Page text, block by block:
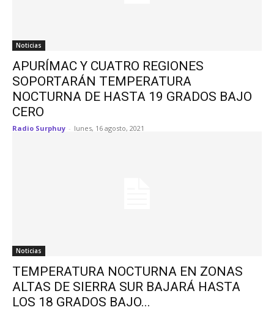
Noticias
APURÍMAC Y CUATRO REGIONES
SOPORTARÁN TEMPERATURA
NOCTURNA DE HASTA 19 GRADOS BAJO
CERO
Radio Surphuy - lunes, 16 agosto, 2021
Noticias
TEMPERATURA NOCTURNA EN ZONAS
ALTAS DE SIERRA SUR BAJARÁ HASTA
LOS 18 GRADOS BAJO...